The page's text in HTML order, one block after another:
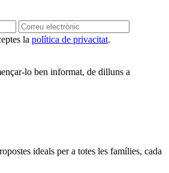
la política de privacitat.
lo ben informat, de dilluns a
ideals per a totes les famílies, cada